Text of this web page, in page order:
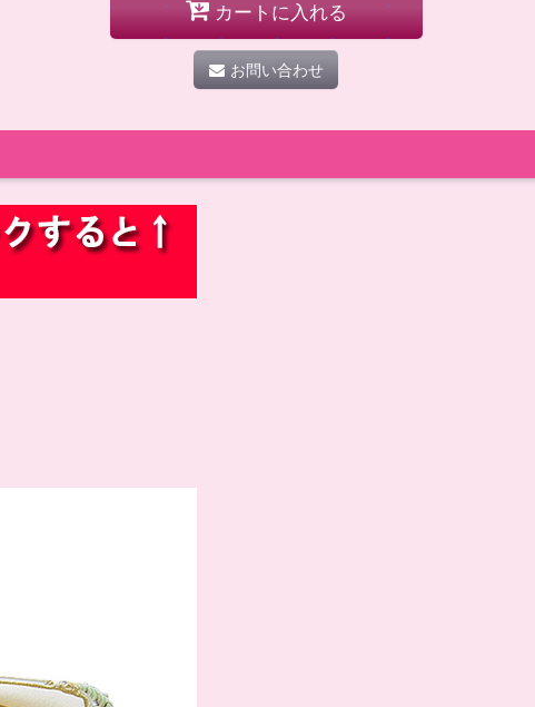
カートに入れる
お問い合わせ